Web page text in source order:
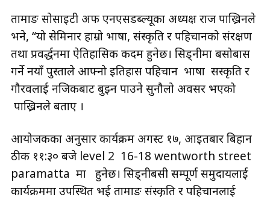
तामाङ सोसाइटी अफ एनएसडब्ल्यूका अध्यक्ष राज पाख्रिनले
भने, “यो सेमिनार हाम्रो भाषा, संस्कृति र पहिचानको संरक्षण
तथा प्रवर्द्धनमा ऐतिहासिक कदम हुनेछ। सिड्नीमा बसोबास
गर्ने नयाँ पुस्ताले आफ्नो इतिहास पहिचान भाषा सस्कृति र
गौरवलाई नजिकबाट बुझ्न पाउने सुनौलो अवसर भएको
पाख्रिनले बताए ।
आयोजकका अनुसार कार्यक्रम अगस्ट १७, आइतबार बिहान
ठीक ११:३० बजे level 2 16-18 wentworth street
paramatta मा हुनेछ। सिड्नीबसी सम्पूर्ण समुदायलाई
कार्यक्रममा उपस्थित भई तामाङ संस्कृति र पहिचानलाई